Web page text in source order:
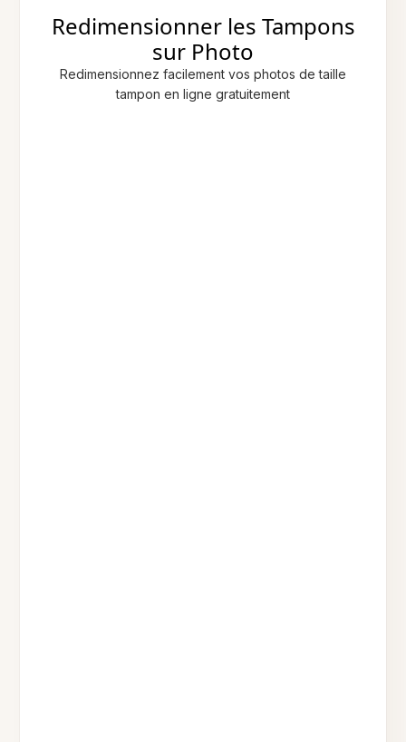
Redimensionner les Tampons
sur Photo
Redimensionnez facilement vos photos de taille
tampon en ligne gratuitement